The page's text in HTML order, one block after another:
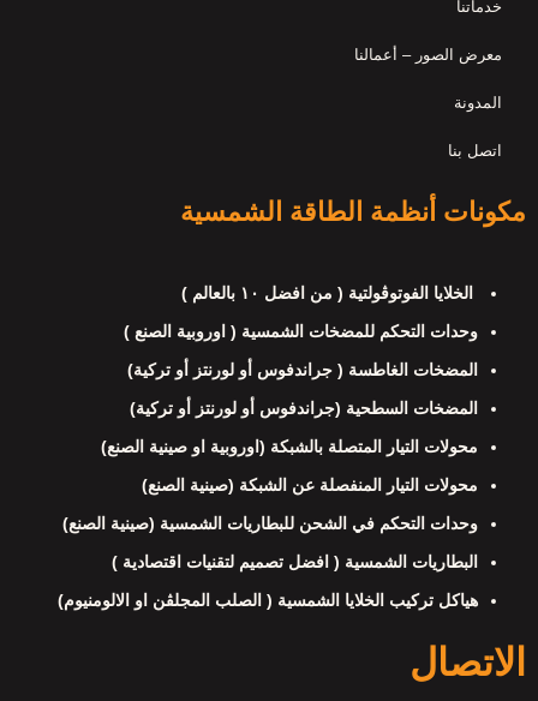
خدماتنا
معرض الصور – أعمالنا
المدونة
اتصل بنا
مكونات أنظمة الطاقة الشمسية
الخلايا الفوتوڤولتية ( من افضل ١٠ بالعالم )
وحدات التحكم للمضخات الشمسية ( اوروبية الصنع )
المضخات الغاطسة ( جراندفوس أو لورنتز أو تركية)
المضخات السطحية (جراندفوس أو لورنتز أو تركية)
محولات التيار المتصلة بالشبكة (اوروبية او صينية الصنع)
محولات التيار المنفصلة عن الشبكة (صينية الصنع)
وحدات التحكم في الشحن للبطاريات الشمسية (صينية الصنع)
البطاريات الشمسية ( افضل تصميم لتقنيات اقتصادية )
هياكل تركيب الخلايا الشمسية ( الصلب المجلڤن او الالومنيوم)
الاتصال